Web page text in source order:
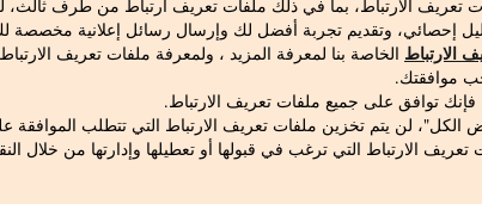
تعريف الارتباط، بما في ذلك ملفات تعريف ارتباط من طرف
إحصائي، وتقديم تجربة أفضل لك وإرسال رسائل إعلانية مخصصة
الارتباط الخاصة بنا لمعرفة المزيد ، ولمعرفة ملفات تعريف
موافقتك.
فإنك توافق على جميع ملفات تعريف الارتباط.
لن يتم تخزين ملفات تعريف الارتباط التي تتطلب الموافقة
تعريف الارتباط التي ترغب في قبولها أو تعطيلها وإدارتها من خلال
حيث يتم جمع الأوراق ومعالجتها باتباع أقدم الأساليب